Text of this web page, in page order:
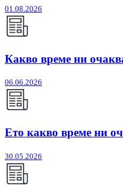
01.08.2026
Какво време ни
06.06.2026
Ето какво време ни
30.05.2026